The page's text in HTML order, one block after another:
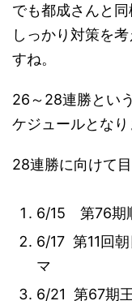
でも都成さんと
しっかり対策を
すね。
26～28連勝とい
ケジュールとなり
28連勝に向けて
6/15 第76期
6/17 第11回
マ
6/21 第67期